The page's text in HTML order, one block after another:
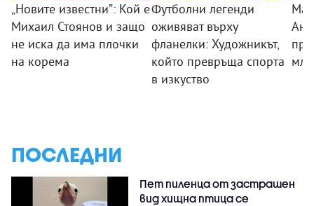
„Новите известни”: Кой е
Михаил Стоянов и защо
не иска да има плочки
на корема
Футболни легенди
оживяват върху
фланелки: Художникът,
който превръща спорта
в изкуство
ПОСЛЕДНИ
Пет пиленца от застрашен
вид хищна птица се